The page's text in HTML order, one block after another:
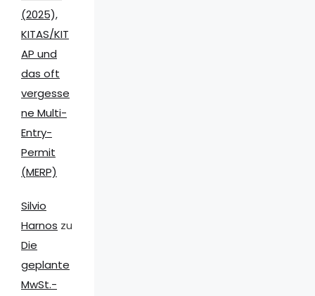
(2025),
KITAS/KIT
AP und
das oft
vergesse
ne Multi-
Entry-
Permit
(MERP)
Silvio
Harnos zu
Die
geplante
MwSt.-